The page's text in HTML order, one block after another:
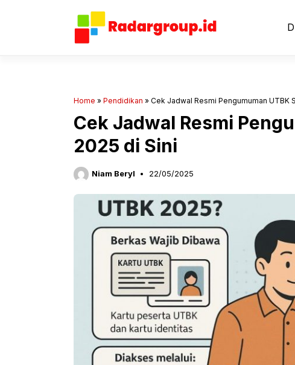
Home » Pendidikan » Cek Jadwal Resmi Pengumuman UTBK
Cek Jadwal Resmi
2025 di Sini
Niam Beryl 22/05/2025